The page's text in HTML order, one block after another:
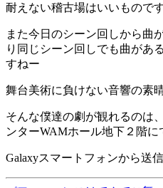
耐えない稽古場はいいもので
また今日のシーン回しから曲
り同じシーン回しでも曲があ
すねー
舞台美術に負けない音響の素
そんな僕達の劇が観れるのは
ンターWAMホール地下２階に
Galaxyスマートフォンから送信